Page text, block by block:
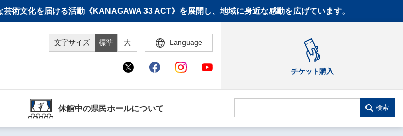
術文化を届ける活動《KANAGAWA 33 ACT》を展開し、地域に身近な感動を広げています。
文字サイズ 標準 大 Language
チケット購入
休館中の県民ホールについて 検索